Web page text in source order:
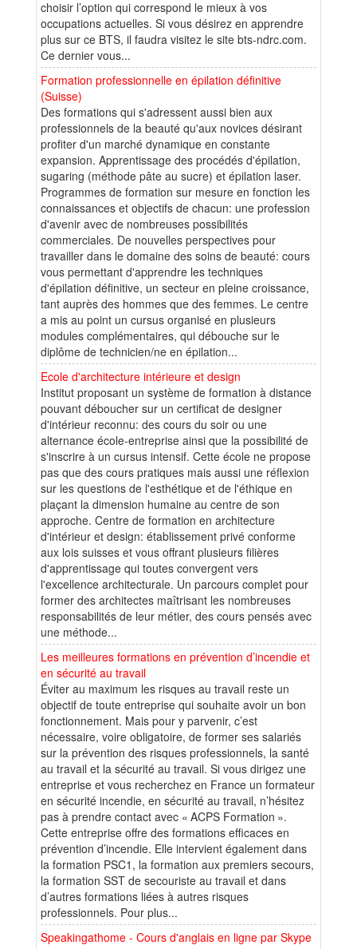
choisir l’option qui correspond le mieux à vos
occupations actuelles. Si vous désirez en apprendre
plus sur ce BTS, il faudra visitez le site bts-ndrc.com.
Ce dernier vous...
Formation professionnelle en épilation définitive
(Suisse)
Des formations qui s'adressent aussi bien aux
professionnels de la beauté qu'aux novices désirant
profiter d'un marché dynamique en constante
expansion. Apprentissage des procédés d'épilation,
sugaring (méthode pâte au sucre) et épilation laser.
Programmes de formation sur mesure en fonction les
connaissances et objectifs de chacun: une profession
d'avenir avec de nombreuses possibilités
commerciales. De nouvelles perspectives pour
travailler dans le domaine des soins de beauté: cours
vous permettant d'apprendre les techniques
d'épilation définitive, un secteur en pleine croissance,
tant auprès des hommes que des femmes. Le centre
a mis au point un cursus organisé en plusieurs
modules complémentaires, qui débouche sur le
diplôme de technicien/ne en épilation...
Ecole d'architecture intérieure et design
Institut proposant un système de formation à distance
pouvant déboucher sur un certificat de designer
d'intérieur reconnu: des cours du soir ou une
alternance école-entreprise ainsi que la possibilité de
s'inscrire à un cursus intensif. Cette école ne propose
pas que des cours pratiques mais aussi une réflexion
sur les questions de l'esthétique et de l'éthique en
plaçant la dimension humaine au centre de son
approche. Centre de formation en architecture
d'intérieur et design: établissement privé conforme
aux lois suisses et vous offrant plusieurs filières
d'apprentissage qui toutes convergent vers
l'excellence architecturale. Un parcours complet pour
former des architectes maîtrisant les nombreuses
responsabilités de leur métier, des cours pensés avec
une méthode...
Les meilleures formations en prévention d’incendie et
en sécurité au travail
Éviter au maximum les risques au travail reste un
objectif de toute entreprise qui souhaite avoir un bon
fonctionnement. Mais pour y parvenir, c’est
nécessaire, voire obligatoire, de former ses salariés
sur la prévention des risques professionnels, la santé
au travail et la sécurité au travail. Si vous dirigez une
entreprise et vous recherchez en France un formateur
en sécurité incendie, en sécurité au travail, n’hésitez
pas à prendre contact avec « ACPS Formation ».
Cette entreprise offre des formations efficaces en
prévention d’incendie. Elle intervient également dans
la formation PSC1, la formation aux premiers secours,
la formation SST de secouriste au travail et dans
d’autres formations liées à autres risques
professionnels. Pour plus...
Speakingathome - Cours d'anglais en ligne par Skype